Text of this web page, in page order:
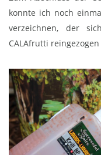
konnte ich noch
verzeichnen, der
CALAfrutti